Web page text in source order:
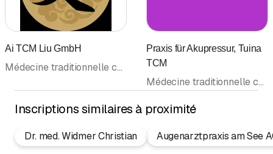
Ai TCM Liu GmbH
Médecine traditionnelle chinoise MTC • Acupuncture MTC • Massage thérapeutique • Médecins
Praxis für Akupressur, Tuina
TCM
Médecine traditionnelle chinoise MTC • Acupressure • Scarification médicale
Inscriptions similaires à proximité
Dr. med. Widmer Christian
Augenarztpraxis am See